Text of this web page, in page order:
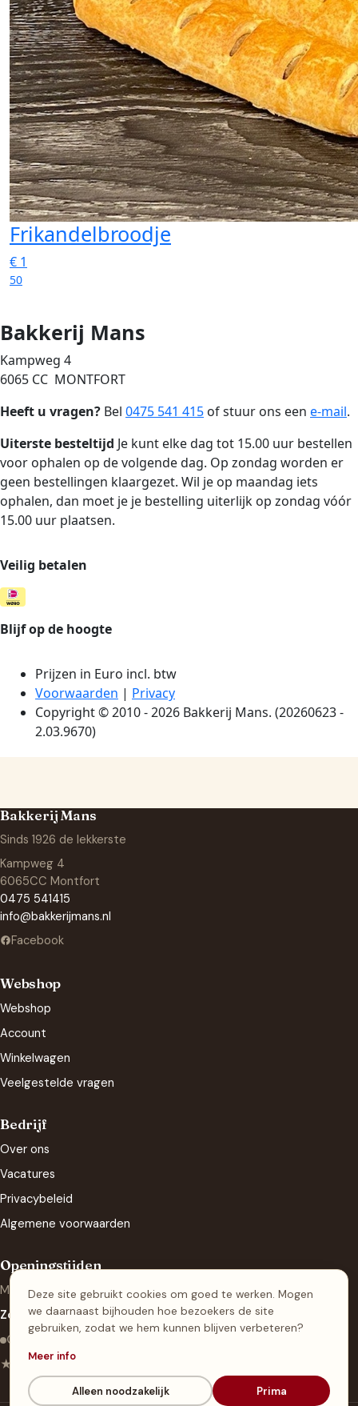
Bakkerij Mans
Sinds 1926 de lekkerste
Kampweg 4
6065CC Montfort
0475 541415
info@bakkerijmans.nl
Facebook
Webshop
Webshop
Account
Winkelwagen
Veelgestelde vragen
Bedrijf
Over ons
Vacatures
Privacybeleid
Algemene voorwaarden
Openingstijden
Ma t/m za: 08.00 - 20.00
Zondag: 09.00 - 17.00
Gesloten · open morgen vanaf 08:00
★ 4.7 · 508 Google-reviews
Deze site gebruikt cookies om goed te werken. Mogen
we daarnaast bijhouden hoe bezoekers de site
gebruiken, zodat we hem kunnen blijven verbeteren?
Meer info
Alleen noodzakelijk Prima